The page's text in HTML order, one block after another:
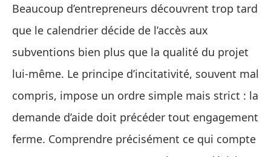
Beaucoup d’entrepreneurs découvrent trop tard
que le calendrier décide de l’accès aux
subventions bien plus que la qualité du projet
lui‑même. Le principe d’incitativité, souvent mal
compris, impose un ordre simple mais strict : la
demande d’aide doit précéder tout engagement
ferme. Comprendre précisément ce qui compte